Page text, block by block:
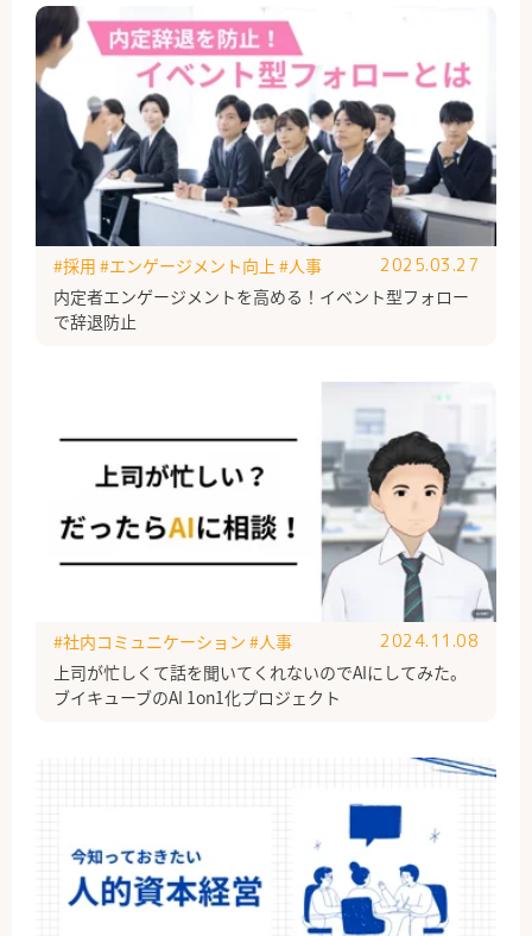
内定者エンゲージメントを高める！イベント型フォロー
で辞退防止
#採用 #エンゲージメント向上 #人事 2025.03.27
上司が忙しくて話を聞いてくれないのでAIにしてみた。
ブイキューブのAI 1on1化プロジェクト
#社内コミュニケーション #人事 2024.11.08